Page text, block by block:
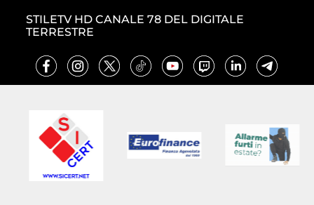
STILETV HD CANALE 78 DEL DIGITALE
TERRESTRE